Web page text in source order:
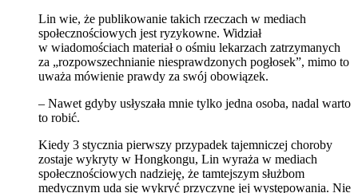
Lin wie, że publikowanie takich rzeczach w mediach
społecznościowych jest ryzykowne. Widział
w wiadomościach materiał o ośmiu lekarzach zatrzymanych
za „rozpowszechnianie niesprawdzonych pogłosek”, mimo to
uważa mówienie prawdy za swój obowiązek.
– Nawet gdyby usłyszała mnie tylko jedna osoba, nadal warto
to robić.
Kiedy 3 stycznia pierwszy przypadek tajemniczej choroby
zostaje wykryty w Hongkongu, Lin wyraża w mediach
społecznościowych nadzieję, że tamtejszym służbom
medycznym uda się wykryć przyczynę jej występowania. Nie